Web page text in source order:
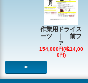
作業用ドライス
ーツ ｜ 前フ
ァ
154,000円(税14,00
0円)
<